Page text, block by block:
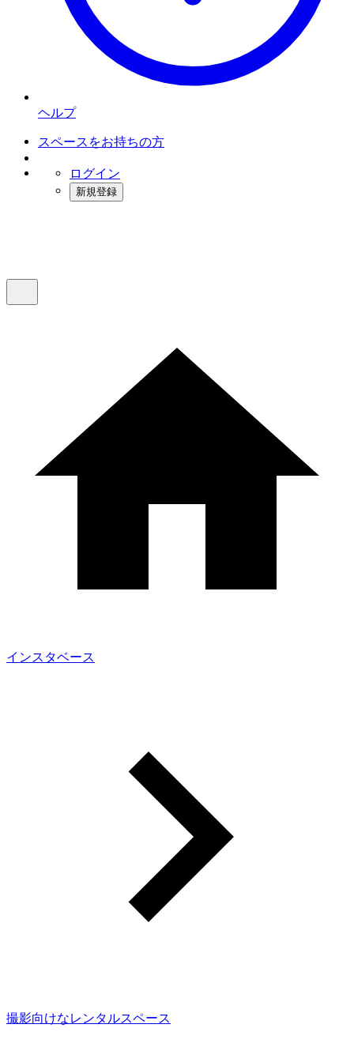
ヘルプ
スペースをお持ちの方
ログイン
新規登録
インスタベース
撮影向けなレンタルスペース